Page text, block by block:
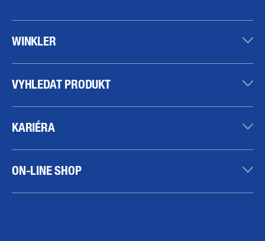
WINKLER
VYHLEDAT PRODUKT
KARIÉRA
ON-LINE SHOP